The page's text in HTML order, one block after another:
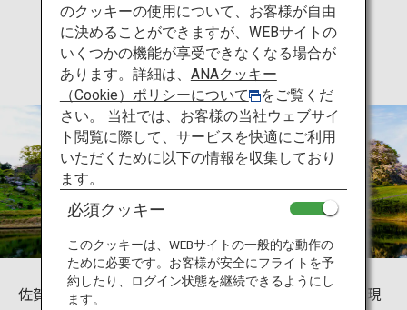
おすすめの旅
旅のアイデア
行き先
旅のお役立ち情報
ANA サービス
肥前名護屋城跡
佐賀県唐津市の肥前名護屋城は豊臣秀吉が築いた城。現
のクッキーの使用について、お客様が自由
に決めることができますが、WEBサイトの
いくつかの機能が享受できなくなる場合が
あります。詳細は、 ANAクッキー
（Cookie）ポリシーについて
をご覧くだ
さい。 当社では、お客様の当社ウェブサイ
ト閲覧に際して、サービスを快適にご利用
いただくために以下の情報を収集しており
ます。
必須クッキー
このクッキーは、WEBサイトの一般的な動作の
ために必要です。お客様が安全にフライトを予
約したり、ログイン状態を継続できるようにし
ます。